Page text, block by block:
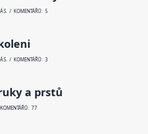
S. / KOMENTÁŘŮ: 5
S. / KOMENTÁŘŮ: 3
a prstů
77